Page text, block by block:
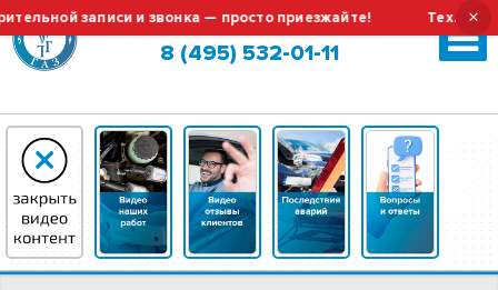
записи и звонка — просто приезжайте! ×
Москва (сменить город?)
8 (495) 532-01-11